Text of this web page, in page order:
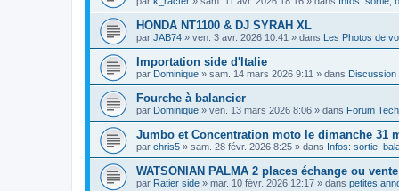
HONDA NT1100 & DJ SYRAH XL
par JAB74 » ven. 3 avr. 2026 10:41 » dans Les Photos de
Importation side d'Italie
par Dominique » sam. 14 mars 2026 9:11 » dans Discussion
Fourche à balancier
par Dominique » ven. 13 mars 2026 8:06 » dans Forum
Jumbo et Concentration moto le dimanche 31
par chris5 » sam. 28 févr. 2026 8:25 » dans Infos: sortie,
WATSONIAN PALMA 2 places échange ou vente
par Ratier side » mar. 10 févr. 2026 12:17 » dans petites